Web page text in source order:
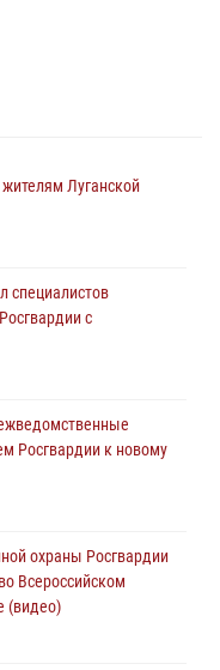
Луганской
специалистов
с
Росгвардии к новому
охраны Росгвардии
Всероссийском
(видео)